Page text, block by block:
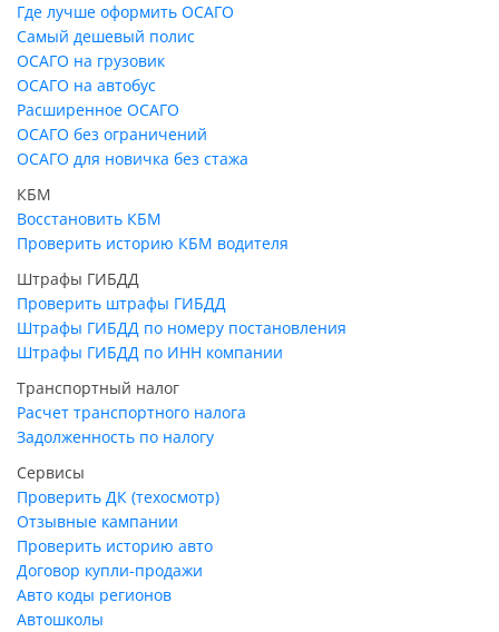
Где лучше оформить ОСАГО
Самый дешевый полис
ОСАГО на грузовик
ОСАГО на автобус
Расширенное ОСАГО
ОСАГО без ограничений
ОСАГО для новичка без стажа
КБМ
Восстановить КБМ
Проверить историю КБМ водителя
Штрафы ГИБДД
Проверить штрафы ГИБДД
Штрафы ГИБДД по номеру постановления
Штрафы ГИБДД по ИНН компании
Транспортный налог
Расчет транспортного налога
Задолженность по налогу
Сервисы
Проверить ДК (техосмотр)
Отзывные кампании
Проверить историю авто
Договор купли-продажи
Авто коды регионов
Автошколы